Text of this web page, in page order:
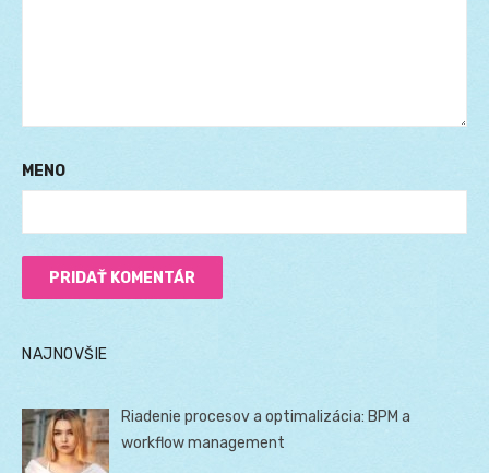
MENO
NAJNOVŠIE
Riadenie procesov a optimalizácia: BPM a
workflow management